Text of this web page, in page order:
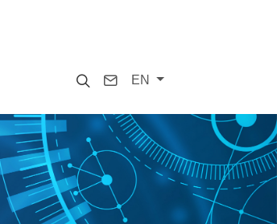
SearchContact
EN